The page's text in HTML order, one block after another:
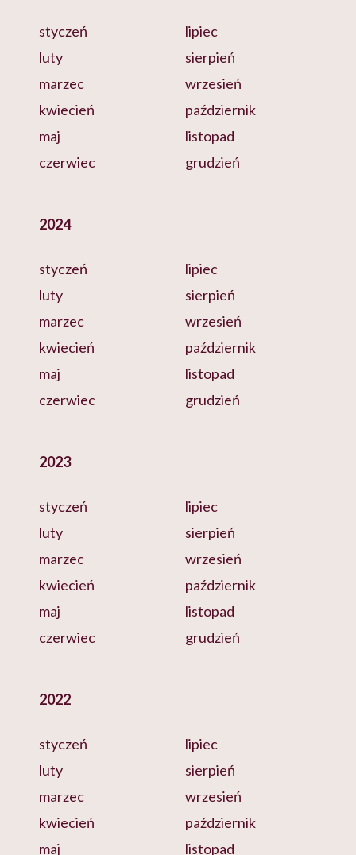
styczeń
luty
marzec
kwiecień
maj
czerwiec
lipiec
sierpień
wrzesień
październik
listopad
grudzień
2024
styczeń
luty
marzec
kwiecień
maj
czerwiec
lipiec
sierpień
wrzesień
październik
listopad
grudzień
2023
styczeń
luty
marzec
kwiecień
maj
czerwiec
lipiec
sierpień
wrzesień
październik
listopad
grudzień
2022
styczeń
luty
marzec
kwiecień
maj
lipiec
sierpień
wrzesień
październik
listopad